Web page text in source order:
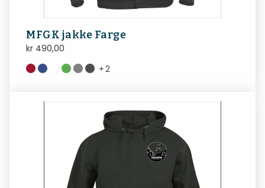
MFGK jakke Farge
kr 490,00
+2